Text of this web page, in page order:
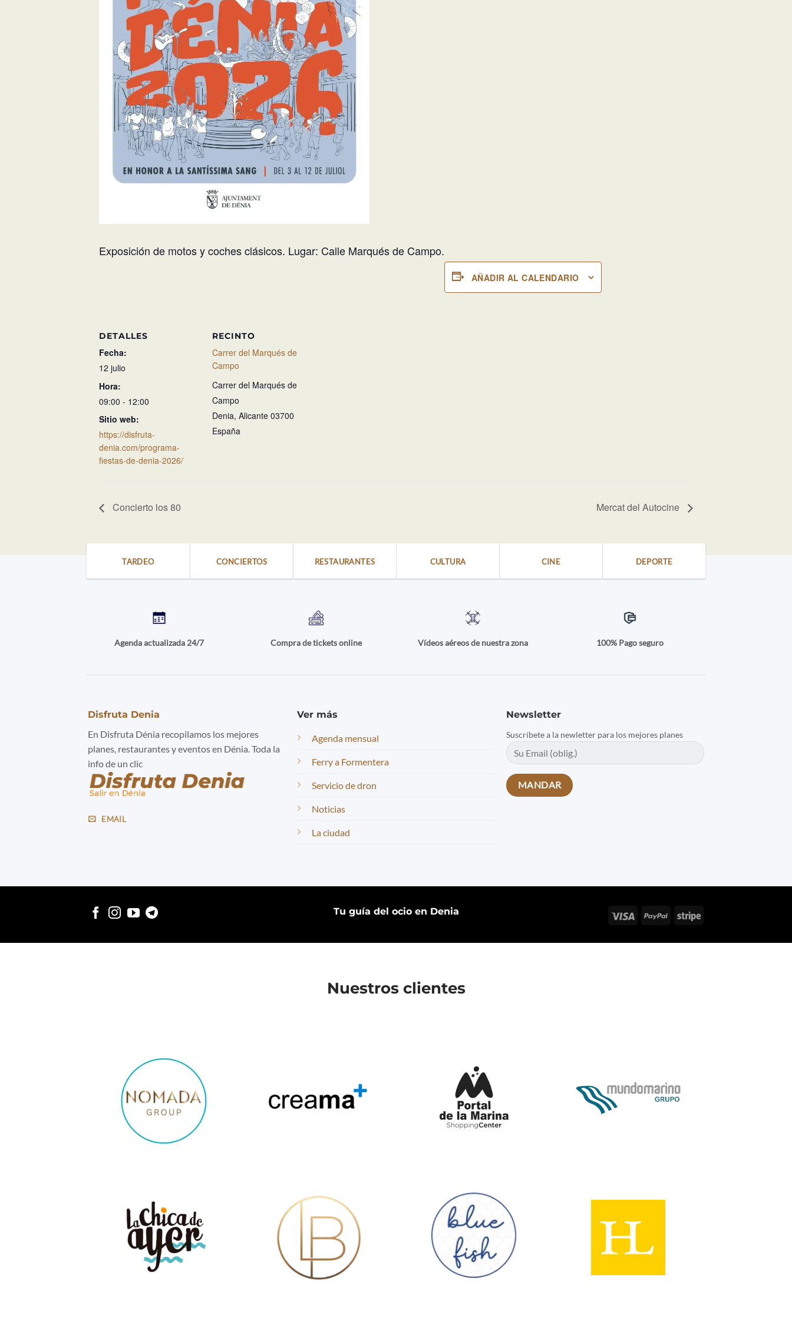
Exposición de motos y coches clásicos. Lugar: Calle Marqués de Campo.
AÑADIR AL CALENDARIO
DETALLES
Fecha:
12 julio
Hora:
09:00 - 12:00
Sitio web:
https://disfruta-
denia.com/programa-
fiestas-de-denia-2026/
RECINTO
Carrer del Marqués de
Campo
Carrer del Marqués de
Campo
Denia, Alicante 03700
España
Concierto los 80 Mercat del Autocine
TARDEO CONCIERTOS RESTAURANTES CULTURA CINE DEPORTE
Agenda actualizada 24/7 Compra de tickets online Vídeos aéreos de nuestra zona 100% Pago seguro
Disfruta Denia
En Disfruta Dénia recopilamos los mejores
planes, restaurantes y eventos en Dénia. Toda la
info de un clic
EMAIL
Ver más
Agenda mensual
Ferry a Formentera
Servicio de dron
Noticias
La ciudad
Newsletter
Suscríbete a la newletter para los mejores planes
Tu guía del ocio en Denia Visa PayPal Stripe
Nuestros clientes